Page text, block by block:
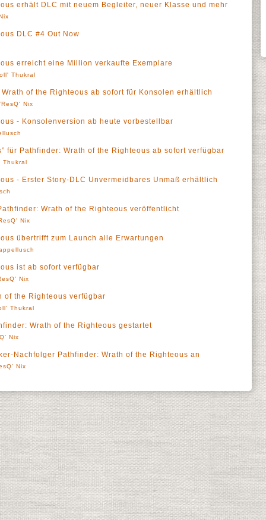
erhält DLC mit neuem Begleiter, neuer Klasse und mehr
DLC #4 Out Now
erreicht eine Million verkaufte Exemplare
Thukral
of the Righteous ab sofort für Konsolen erhältlich
Nix
- Konsolenversion ab heute vorbestellbar
für Pathfinder: Wrath of the Righteous ab sofort verfügbar
Thukral
- Erster Story-DLC Unvermeidbares Unmaß erhältlich
Wrath of the Righteous veröffentlicht
Nix
übertrifft zum Launch alle Erwartungen
ist ab sofort verfügbar
Nix
of the Righteous verfügbar
Thukral
Wrath of the Righteous gestartet
Nix
Nachfolger Pathfinder: Wrath of the Righteous an
Nix